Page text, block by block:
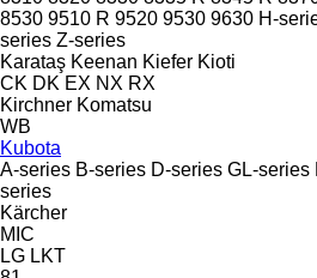
8530 9510 R 9520 9530 9630 H-
series Z-series
Karataş Keenan Kiefer Kioti
CK DK EX NX RX
Kirchner Komatsu
WB
Kubota
A-series B-series D-series GL-series
series
Kärcher
MIC
LG LKT